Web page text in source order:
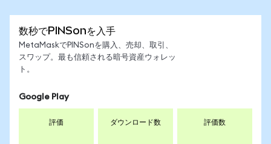
数秒でPINSonを入手
MetaMaskでPINSonを購入、売却、取引、
スワップ。最も信頼される暗号資産ウォレッ
ト。
Google Play
評価 ダウンロード数 評価数